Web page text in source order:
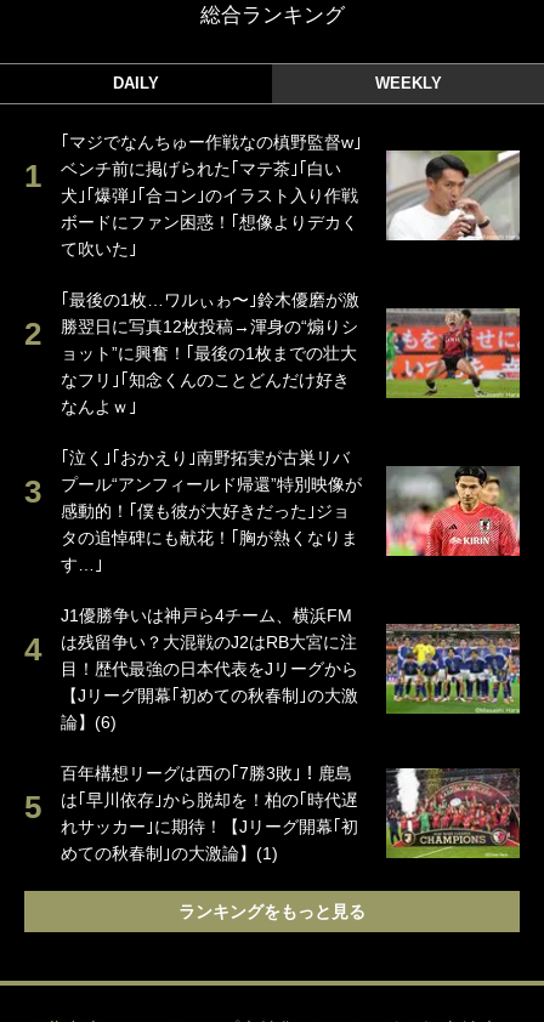
総合ランキング
DAILY WEEKLY
｢マジでなんちゅー作戦なの槙野監督w｣
ベンチ前に掲げられた｢マテ茶｣｢白い
犬｣｢爆弾｣｢合コン｣のイラスト入り作戦
ボードにファン困惑！｢想像よりデカく
て吹いた｣
｢最後の1枚…ワルぃゎ〜｣鈴木優磨が激
勝翌日に写真12枚投稿→渾身の“煽りシ
ョット”に興奮！｢最後の1枚までの壮大
なフリ｣｢知念くんのことどんだけ好き
なんよｗ｣
｢泣く｣｢おかえり｣南野拓実が古巣リバ
プール“アンフィールド帰還”特別映像が
感動的！｢僕も彼が大好きだった｣ジョ
タの追悼碑にも献花！｢胸が熱くなりま
す…｣
J1優勝争いは神戸ら4チーム、横浜FM
は残留争い？大混戦のJ2はRB大宮に注
目！歴代最強の日本代表をJリーグから
【Jリーグ開幕｢初めての秋春制｣の大激
論】(6)
百年構想リーグは西の｢7勝3敗｣！鹿島
は｢早川依存｣から脱却を！柏の｢時代遅
れサッカー｣に期待！【Jリーグ開幕｢初
めての秋春制｣の大激論】(1)
ランキングをもっと見る